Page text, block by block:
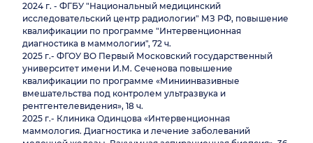
2024 г. - ФГБУ "Национальный медицинский
исследовательский центр радиологии" МЗ РФ, повышение
квалификации по программе "Интервенционная
диагностика в маммологии", 72 ч.
2025 г.- ФГОУ ВО Первый Московский государственный
университет имени И.М. Сеченова повышение
квалификации по программе «Миниинвазивные
вмешательства под контролем ультразвука и
рентгентелевидения», 18 ч.
2025 г.- Клиника Одинцова «Интервенционная
маммология. Диагностика и лечение заболеваний